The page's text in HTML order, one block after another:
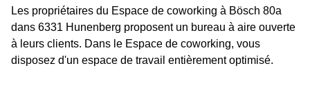
Les propriétaires du Espace de coworking à Bösch 80a
dans 6331 Hunenberg proposent un bureau à aire ouverte
à leurs clients. Dans le Espace de coworking, vous
disposez d'un espace de travail entièrement optimisé.